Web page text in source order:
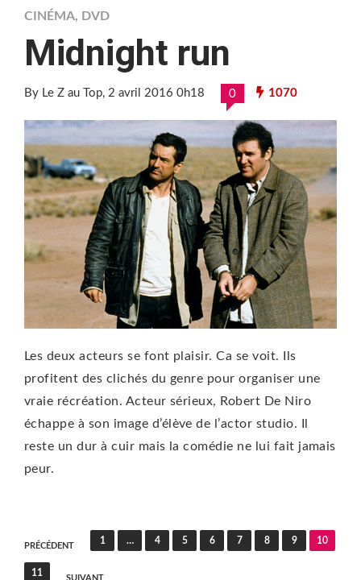
CINÉMA, DVD
Midnight run
By Le Z au Top, 2 avril 2016 0h18 0 1070
Les deux acteurs se font plaisir. Ca se voit. Ils
profitent des clichés du genre pour organiser une
vraie récréation. Acteur sérieux, Robert De Niro
échappe à son image d’élève de l’actor studio. Il
reste un dur à cuir mais la comédie ne lui fait jamais
peur.
Pagination
des
PRÉCÉDENT
1 … 4 5 6 7 8 9 10
11
SUIVANT